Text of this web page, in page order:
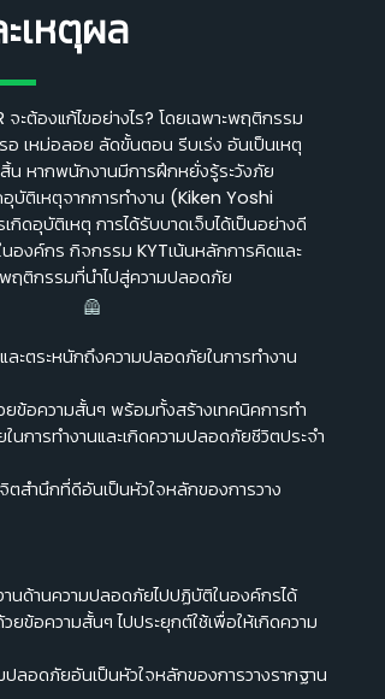
เหตุผล
ะต้องแก้ไขอย่างไร? โดยเฉพาะพฤติกรรม
อ เหม่อลอย ลัดขั้นตอน รีบเร่ง อันเป็นเหตุ
น หากพนักงานมีการฝึกหยั่งรู้ระวังภัย
บัติเหตุจากการทำงาน (Kiken Yoshi
ดอุบัติเหตุ การได้รับบาดเจ็บได้เป็นอย่างดี
งค์กร กิจกรรม KYTเน้นหลักการคิดและ
พฤติกรรมที่นำไปสู่ความปลอดภัย
ะตระหนักถึงความปลอดภัยในการทำงาน
ยข้อความสั้นๆ พร้อมทั้งสร้างเทคนิคการทำ
นการทำงานและเกิดความปลอดภัยชีวิตประจำ
สำนึกที่ดีอันเป็นหัวใจหลักของการวาง
นด้านความปลอดภัยไปปฏิบัติในองค์กรได้
ข้อความสั้นๆ ไปประยุกต์ใช้เพื่อให้เกิดความ
อดภัยอันเป็นหัวใจหลักของการวางรากฐาน